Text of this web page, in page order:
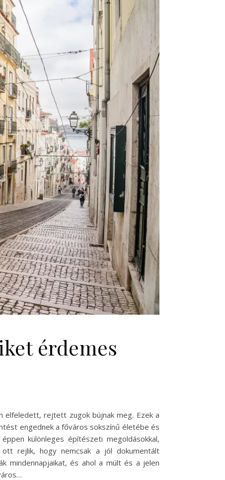
érdemes
elfeledett, rejtett zugok bújnak meg. Ezek a
engednek a főváros sokszínű életébe és
különleges építészeti megoldásokkal,
rejlik, hogy nemcsak a jól dokumentált
mindennapjaikat, és ahol a múlt és a jelen